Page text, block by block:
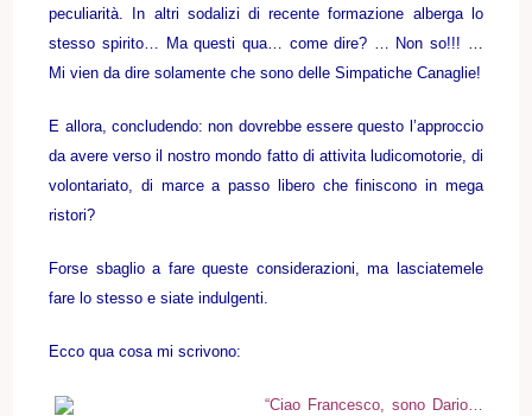
peculiarità. In altri sodalizi di recente formazione alberga lo
stesso spirito… Ma questi qua… come dire? … Non so!!! …
Mi vien da dire solamente che sono delle Simpatiche Canaglie!
E allora, concludendo: non dovrebbe essere questo l’approccio
da avere verso il nostro mondo fatto di attivita ludicomotorie, di
volontariato, di marce a passo libero che finiscono in mega
ristori?
Forse sbaglio a fare queste considerazioni, ma lasciatemele
fare lo stesso e siate indulgenti.
Ecco qua cosa mi scrivono:
“Ciao Francesco, sono Dario…